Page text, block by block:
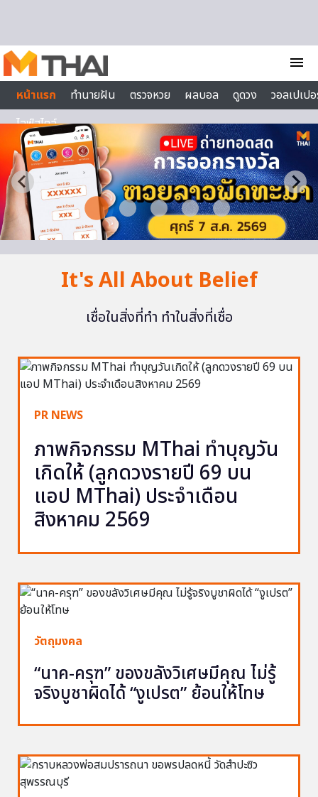
menu
หน้าแรก
ทำนายฝัน ตรวจหวย ผลบอล ดูดวง
วอลเปเป
ไลฟ์สไตล์
It's All About Belief
เชื่อในสิ่งที่ทำ ทำในสิ่งที่เชื่อ
PR NEWS
ภาพกิจกรรม MThai ทำบุญวัน
เกิดให้ (ลูกดวงรายปี 69 บน
แอป MThai) ประจำเดือน
สิงหาคม 2569
วัตถุมงคล
“นาค-ครุฑ” ของขลังวิเศษมีคุณ ไม่รู้
จริงบูชาผิดได้ “งูเปรต” ย้อนให้โทษ